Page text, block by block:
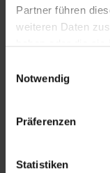
Partner führen
weiteren Daten
haben oder die sie
Notwendig
Präferenzen
Statistiken
KONTAKT
Lünendonk